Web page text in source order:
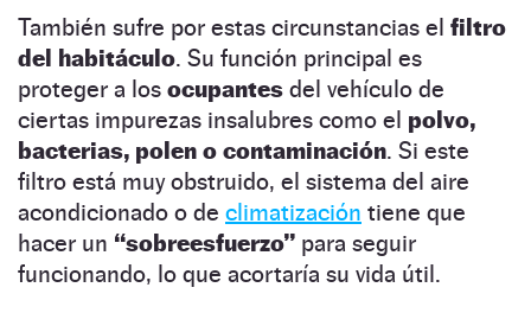
También sufre por estas circunstancias el filtro
del habitáculo. Su función principal es
proteger a los ocupantes del vehículo de
ciertas impurezas insalubres como el polvo,
bacterias, polen o contaminación. Si este
filtro está muy obstruido, el sistema del aire
acondicionado o de climatización tiene que
hacer un “sobreesfuerzo” para seguir
funcionando, lo que acortaría su vida útil.